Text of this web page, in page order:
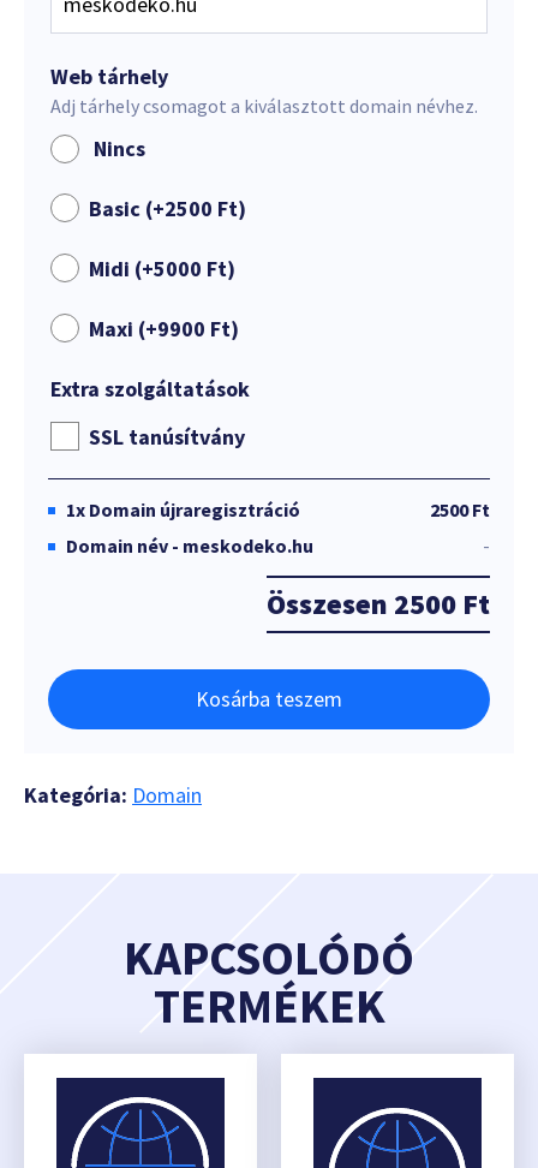
Web tárhely
Adj tárhely csomagot a kiválasztott domain névhez.
Nincs
Basic (+2500 Ft)
Midi (+5000 Ft)
Maxi (+9900 Ft)
Extra szolgáltatások
SSL tanúsítvány
1x Domain újraregisztráció
2500 Ft
Domain név - meskodeko.hu
-
Összesen 2500 Ft
Kosárba teszem
Kategória: Domain
KAPCSOLÓDÓ
TERMÉKEK